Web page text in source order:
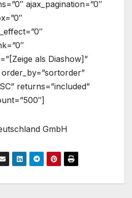
ajax_pagination=”0″
als Diashow]”
returns=”included”
GmbH